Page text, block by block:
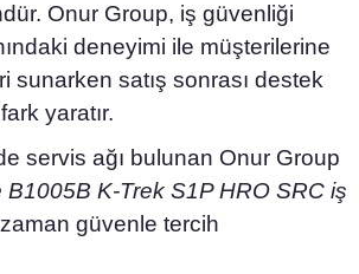
Onur Group, iş güvenliği
deneyimi ile müşterilerine
sunarken satış sonrası destek
yaratır.
servis ağı bulunan Onur Group
B1005B K-Trek S1P HRO SRC iş
güvenle tercih